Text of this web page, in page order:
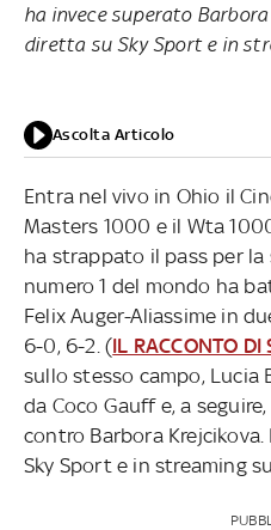
ha invece superato
diretta su Sky Sport e in
Ascolta Articolo
Entra nel vivo in Ohio il
Masters 1000 e il Wta
ha strappato il pass per
numero 1 del mondo ha
Felix Auger-Aliassime in
6-0, 6-2. (IL RACCONTO DI
sullo stesso campo,
da Coco Gauff e, a
contro Barbora
Sky Sport e in streaming